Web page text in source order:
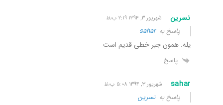
نسرین شهریور ۳, ۱۳۹۴ ۲:۱۹ ب٫ظ
پاسخ بهsahar
یله. همون جبر خطی قدیم است
پاسخ
sahar شهریور ۳, ۱۳۹۴ ۵:۰۸ ب٫ظ
پاسخ بهنسرین